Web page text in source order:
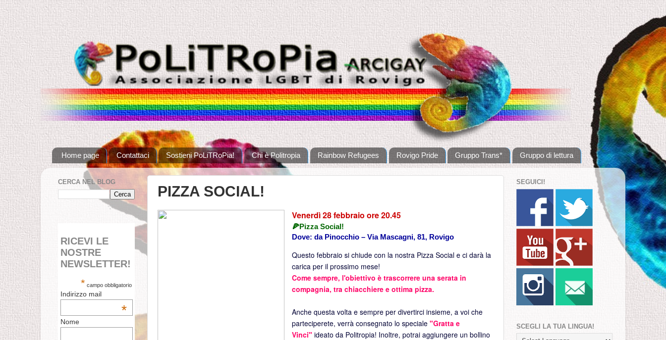
Home page Contattaci Sostieni PoLiTRoPia! Chi è Politropia Rainbow Refugees Rovigo Pride Gruppo Trans* Gruppo di lettura
PIZZA SOCIAL!
Venerdì 28 febbraio ore 20.45
🍕Pizza Social!
Dove: da Pinocchio – Via Mascagni, 81, Rovigo
Questo febbraio si chiude con la nostra Pizza Social e ci darà la
carica per il prossimo mese!
Come sempre, l'obiettivo è trascorrere una serata in
compagnia, tra chiacchiere e ottima pizza.
Anche questa volta e sempre per divertirci insieme, a voi che
parteciperete, verrà consegnato lo speciale "Gratta e
Vinci" ideato da Politropia! Inoltre, potrai aggiungere un bollino
CERCA NEL BLOG
RICEVI LE
NOSTRE
NEWSLETTER!
* campo obbligatorio
Indirizzo mail
*
Nome
SEGUICI!
SCEGLI LA TUA LINGUA!